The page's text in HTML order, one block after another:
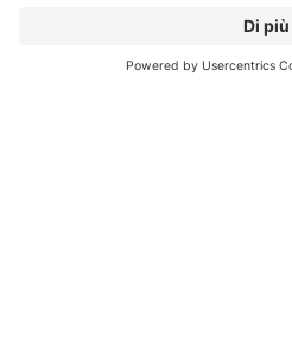
sullo sviluppo di strumenti di
la